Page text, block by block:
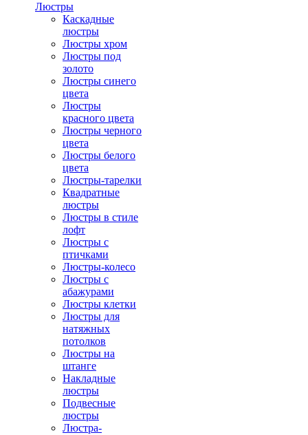
Люстры
Каскадные
люстры
Люстры хром
Люстры под
золото
Люстры синего
цвета
Люстры
красного цвета
Люстры черного
цвета
Люстры белого
цвета
Люстры-тарелки
Квадратные
люстры
Люстры в стиле
лофт
Люстры с
птичками
Люстры-колесо
Люстры с
абажурами
Люстры клетки
Люстры для
натяжных
потолков
Люстры на
штанге
Накладные
люстры
Подвесные
люстры
Люстра-